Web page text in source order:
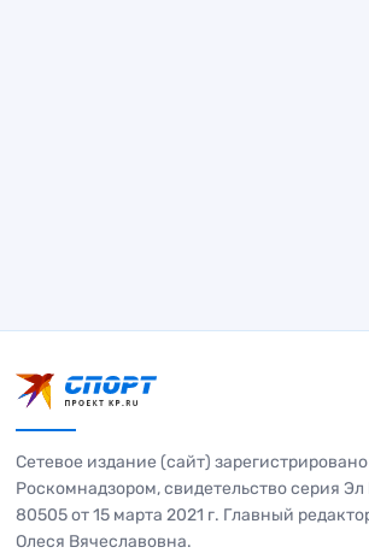
Сетевое издание (сайт) зарегистрировано
Роскомнадзором, свидетельство серия
80505 от 15 марта 2021 г. Главный
Олеся Вячеславовна.